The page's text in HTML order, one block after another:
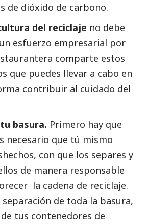
de dióxido de carbono.
del reciclaje no debe
esfuerzo empresarial por
comparte estos
que puedes llevar a cabo en
contribuir al cuidado del
basura. Primero hay que
necesario que tú mismo
con que los separes y
de manera responsable
la cadena de reciclaje.
separación de toda la basura,
tus contenedores de